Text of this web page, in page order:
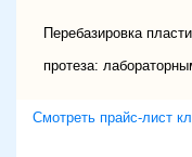
Перебазировка
протеза:
Смотреть прайс-лист